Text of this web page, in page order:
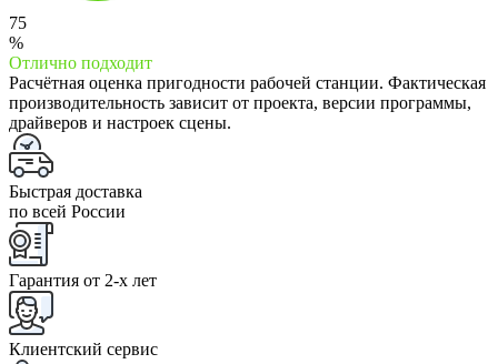
75
%
Отлично подходит
Расчётная оценка пригодности рабочей станции. Фактическая
производительность зависит от проекта, версии программы,
драйверов и настроек сцены.
Быстрая доставка
по всей России
Гарантия от 2-x лет
Клиентский сервис